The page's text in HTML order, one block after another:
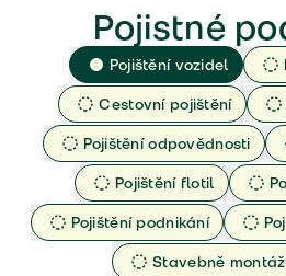
Pojistné
Pojištění vozidel
Cestovní pojištění
Pojištění odpovědnosti
Pojištění flotil
Pojištění podnikání
Stavebně